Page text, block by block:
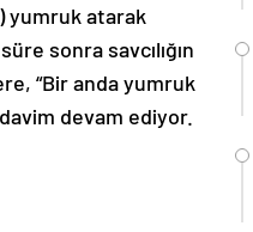
yumruk atarak
sonra savcılığın
“Bir anda yumruk
devam ediyor.